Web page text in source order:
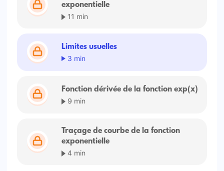
exponentielle
11 min
Limites usuelles
3 min
Fonction dérivée de la fonction exp(x)
9 min
Traçage de courbe de la fonction
exponentielle
4 min